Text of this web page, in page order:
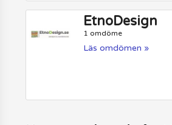
EtnoDesign
1 omdöme
Läs omdömen »